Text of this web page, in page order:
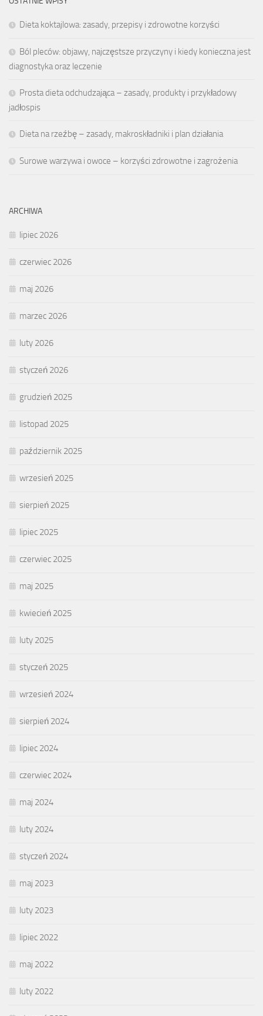
Dieta koktajlowa: zasady, przepisy i zdrowotne korzyści
Ból pleców: objawy, najczęstsze przyczyny i kiedy konieczna jest
diagnostyka oraz leczenie
Prosta dieta odchudzająca – zasady, produkty i przykładowy
jadłospis
Dieta na rzeźbę – zasady, makroskładniki i plan działania
Surowe warzywa i owoce – korzyści zdrowotne i zagrożenia
ARCHIWA
lipiec 2026
czerwiec 2026
maj 2026
marzec 2026
luty 2026
styczeń 2026
grudzień 2025
listopad 2025
październik 2025
wrzesień 2025
sierpień 2025
lipiec 2025
czerwiec 2025
maj 2025
kwiecień 2025
luty 2025
styczeń 2025
wrzesień 2024
sierpień 2024
lipiec 2024
czerwiec 2024
maj 2024
luty 2024
styczeń 2024
maj 2023
luty 2023
lipiec 2022
maj 2022
luty 2022